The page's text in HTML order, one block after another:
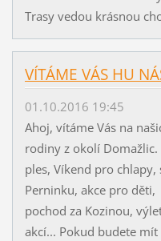
Trasy vedou krásnou
VÍTÁME VÁS HU
01.10.2016 19:45
Ahoj, vítáme Vás na
rodiny z okolí
ples, Víkend pro
Perninku, akce pro
pochod za Kozinou,
akcí... Pokud budete mít